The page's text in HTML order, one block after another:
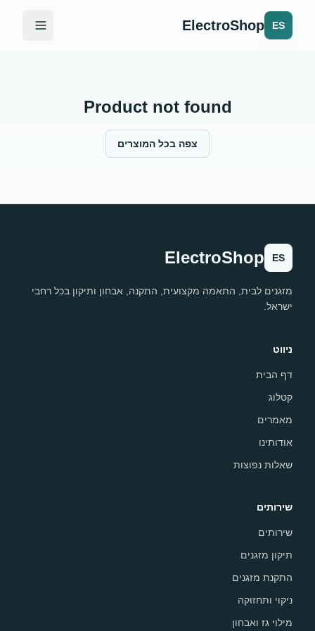
ES
ElectroShop
Product not found
צפה בכל המוצרים
ES
ElectroShop
מזגנים לבית, התאמה מקצועית, התקנה, אבחון ותיקון בכל רחבי
ישראל.
ניווט
דף הבית
קטלוג
מאמרים
אודותינו
שאלות נפוצות
שירותים
שירותים
תיקון מזגנים
התקנת מזגנים
ניקוי ותחזוקה
מילוי גז ואבחון